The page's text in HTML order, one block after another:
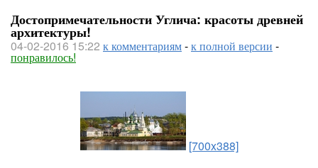
Достопримечательности Углича: красоты древней
архитектуры!
04-02-2016 15:22 к комментариям-к полной версии -
понравилось!
[700x388]